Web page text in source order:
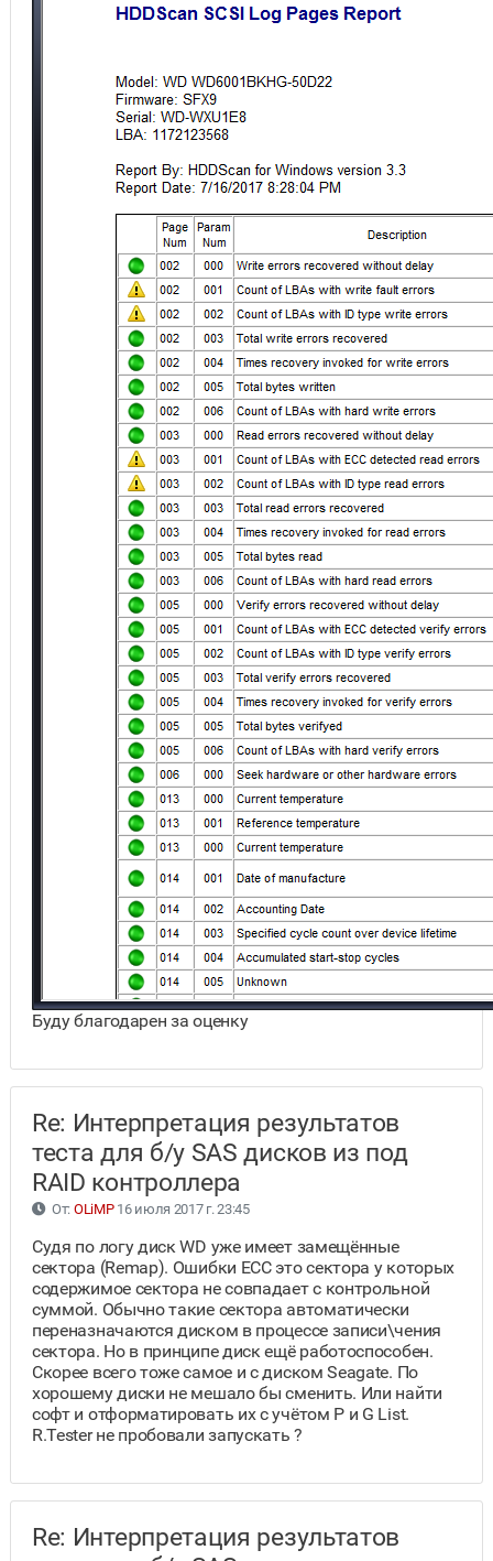
Буду благодарен за оценку
Re: Интерпретация результатов
теста для б/у SAS дисков из под
RAID контроллера
От: OLiMP16 июля 2017 г. 23:45
Судя по логу диск WD уже имеет замещённые
сектора (Remap). Ошибки ЕСС это сектора у которых
содержимое сектора не совпадает с контрольной
суммой. Обычно такие сектора автоматически
переназначаются диском в процессе записи\чения
сектора. Но в принципе диск ещё работоспособен.
Скорее всего тоже самое и с диском Seagate. По
хорошему диски не мешало бы сменить. Или найти
софт и отформатировать их с учётом P и G List.
R.Tester не пробовали запускать ?
Re: Интерпретация результатов